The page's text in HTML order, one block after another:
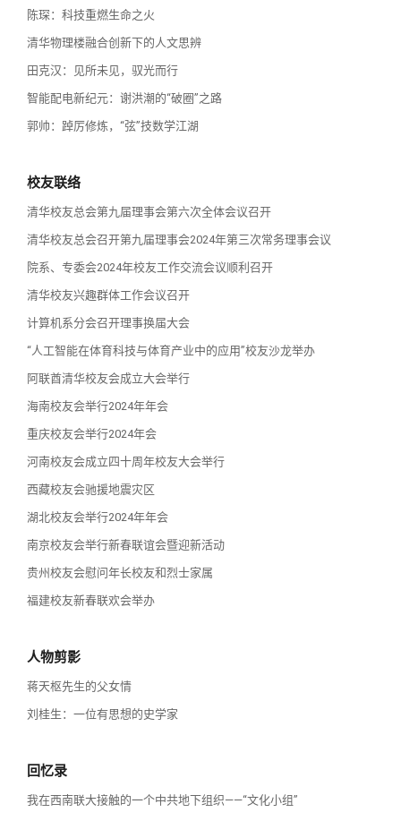
陈琛：科技重燃生命之火
清华物理楼融合创新下的人文思辨
田克汉：见所未见，驭光而行
智能配电新纪元：谢洪潮的“破圈”之路
郭帅：踔厉修炼，“弦”技数学江湖
校友联络
清华校友总会第九届理事会第六次全体会议召开
清华校友总会召开第九届理事会2024年第三次常务理事会议
院系、专委会2024年校友工作交流会议顺利召开
清华校友兴趣群体工作会议召开
计算机系分会召开理事换届大会
“人工智能在体育科技与体育产业中的应用”校友沙龙举办
阿联酋清华校友会成立大会举行
海南校友会举行2024年年会
重庆校友会举行2024年会
河南校友会成立四十周年校友大会举行
西藏校友会驰援地震灾区
湖北校友会举行2024年年会
南京校友会举行新春联谊会暨迎新活动
贵州校友会慰问年长校友和烈士家属
福建校友新春联欢会举办
人物剪影
蒋天枢先生的父女情
刘桂生：一位有思想的史学家
回忆录
我在西南联大接触的一个中共地下组织——“文化小组”